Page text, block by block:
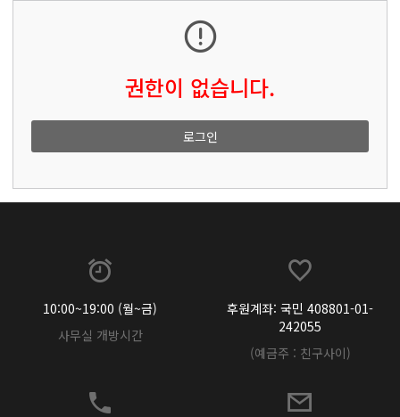
권한이 없습니다.
로그인
10:00~19:00 (월~금)
사무실 개방시간
후원계좌: 국민 408801-01-
242055
(예금주 : 친구사이)